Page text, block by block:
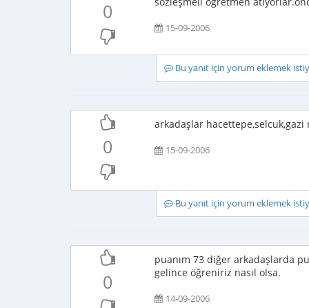
0
15-09-2006
Bu yanıt için yorum eklemek
0
arkadaşlar
15-09-2006
Bu yanıt için yorum eklemek
0
puanım 73 diğer arkadaşlarda
gelince öğreniriz nasıl olsa.
14-09-2006